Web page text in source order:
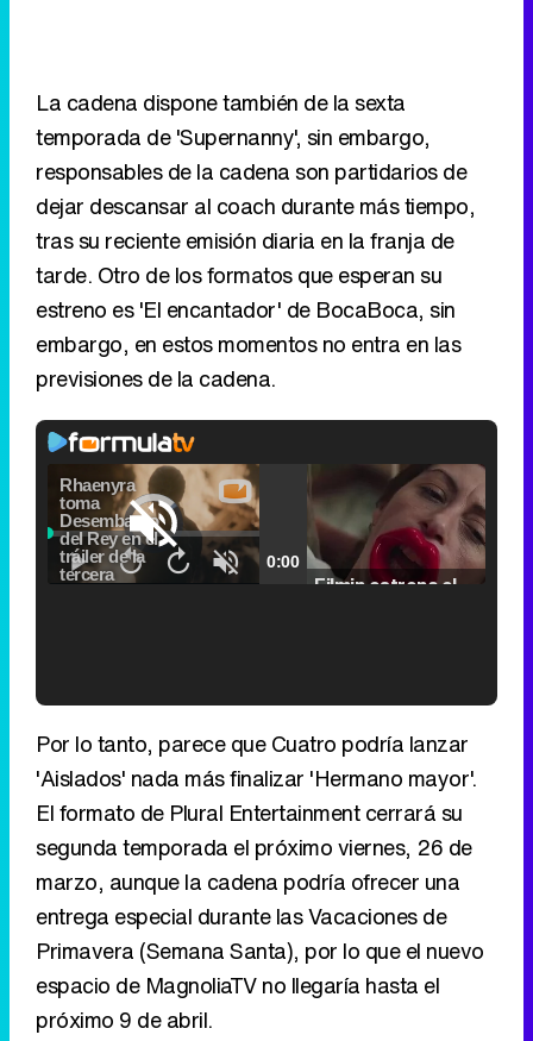
La cadena dispone también de la sexta
temporada de 'Supernanny', sin embargo,
responsables de la cadena son partidarios de
dejar descansar al coach durante más tiempo,
tras su reciente emisión diaria en la franja de
tarde. Otro de los formatos que esperan su
estreno es 'El encantador' de BocaBoca, sin
embargo, en estos momentos no entra en las
previsiones de la cadena.
Video
Player
is
loading.
Pause
Seek
back
Seek
Unmute Current
0:00 / Duration
2:24
Loaded:
0.00%
Remaining
2:24
Picture-
Tráiler de '33 días', la nueva serie de Atresplayer con Julián Villagrán y José Manuel Poga
Por lo tanto, parece que Cuatro podría lanzar
'Aislados' nada más finalizar 'Hermano mayor'.
El formato de Plural Entertainment cerrará su
segunda temporada el próximo viernes, 26 de
marzo, aunque la cadena podría ofrecer una
entrega especial durante las Vacaciones de
Primavera (Semana Santa), por lo que el nuevo
espacio de MagnoliaTV no llegaría hasta el
próximo 9 de abril.